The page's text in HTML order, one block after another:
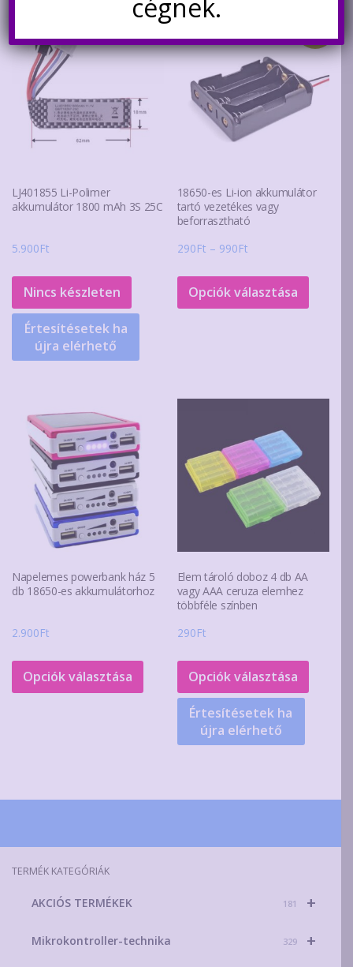
LJ401855 Li-Polimer
akkumulátor 1800 mAh 3S 25C
5.900Ft
Nincs készleten
Értesítésetek ha
újra elérhető
18650-es Li-ion akkumulátor
tartó vezetékes vagy
beforrasztható
290Ft – 990FtÁrtartomány:
-
990Ft
Opciók választása
Ennek
ki
Napelemes powerbank ház 5
db 18650-es akkumulátorhoz
2.900Ft
Opciók választása
terméknek
Elem tároló doboz 4 db AA
vagy AAA ceruza elemhez
többféle színben
290Ft
Opciók választása
Ennek
Értesítésetek ha
újra elérhető
TERMÉK KATEGÓRIÁK
+
AKCIÓS TERMÉKEK 181
+
Mikrokontroller-technika 329
cégnek.